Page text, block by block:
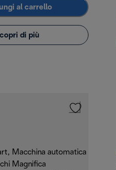
al carrello
di più